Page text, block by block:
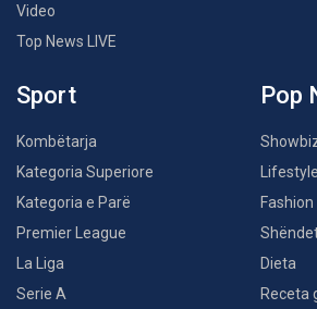
Video
Top News LIVE
Sport
Kombëtarja
Kategoria Superiore
Kategoria e Parë
Premier League
La Liga
Serie A
Pop
Lifestyle
Fashion
Dieta
Receta